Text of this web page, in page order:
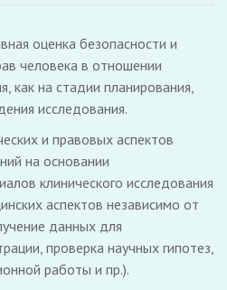
оценка безопасности и
человека в отношении
как на стадии планирования,
исследования.
и правовых аспектов
на основании
клинического исследования
аспектов независимо от
данных для
проверка научных гипотез,
работы и пр.).